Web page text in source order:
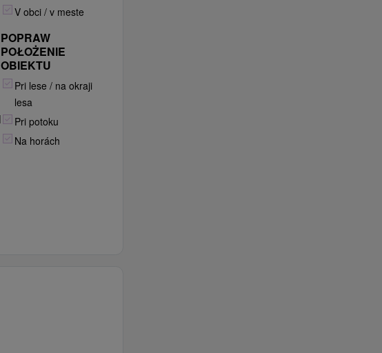
V obci / v meste
POPRAW
POŁOŻENIE
OBIEKTU
Pri lese / na okraji
lesa
Pri potoku
Na horách